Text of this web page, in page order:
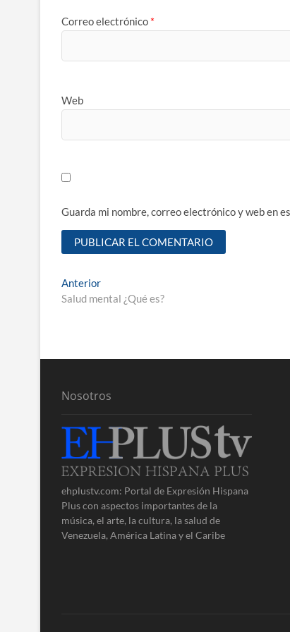
Correo electrónico *
Web
Guarda mi nombre, correo electrónico y web en
Navegación
de
AnteriorEntrada
anterior:
Salud mental ¿Qué es?
Nosotros
ehplustv.com: Portal de Expresión Hispana
Plus con aspectos importantes de la
música, el arte, la cultura, la salud de
Venezuela, América Latina y el Caribe